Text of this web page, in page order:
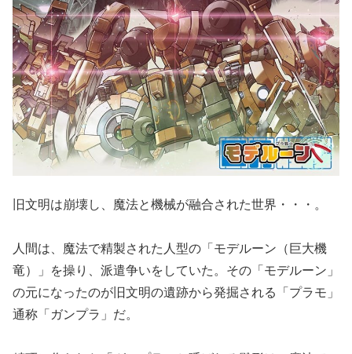
旧文明は崩壊し、魔法と機械が融合された世界・・・。
人間は、魔法で精製された人型の「モデルーン（巨大機
竜）」を操り、派遣争いをしていた。その「モデルーン」
の元になったのが旧文明の遺跡から発掘される「プラモ」
通称「ガンプラ」だ。